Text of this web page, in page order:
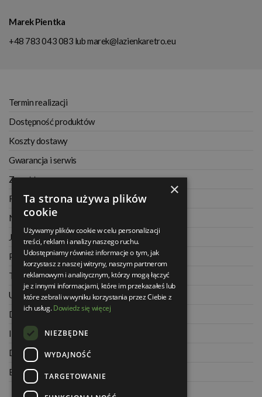
Marek Pientka
+48 783 043 083 lubmarek@lazienkaretro.eu
Termin realizacji
Dostępność produktów
Koszty dostawy
Gwarancja i serwis
Zwrot towaru
Regulamin
Najczęściej zadawane pytania
Jak kupować na raty
Polityka prywatności
Twoje zamówienia
Ustawienia konta
Dane kontaktowe
Informacje o firmie
Dla architektów
Blog
×
Ta strona używa plików
cookie
Używamy plików cookie w celu personalizacji
treści, reklam i analizy naszego ruchu.
Udostępniamy również informacje o tym, jak
korzystasz z naszej witryny, naszym partnerom
reklamowym i analitycznym, którzy mogą łączyć
je z innymi informacjami, które im przekazałeś lub
które zebrali w wyniku korzystania przez Ciebie z
ich usług.Dowiedz się więcej
NIEZBĘDNE
WYDAJNOŚĆ
TARGETOWANIE